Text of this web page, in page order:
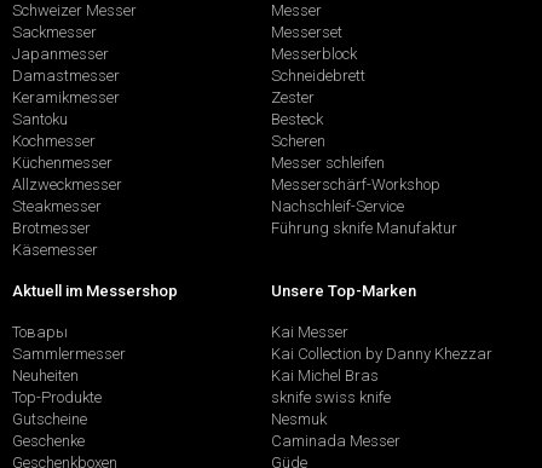
Schweizer Messer
Sackmesser
Japanmesser
Damastmesser
Keramikmesser
Santoku
Kochmesser
Küchenmesser
Allzweckmesser
Steakmesser
Brotmesser
Käsemesser
Messer
Messerset
Messerblock
Schneidebrett
Zester
Besteck
Scheren
Messer schleifen
Messerschärf-Workshop
Nachschleif-Service
Führung sknife Manufaktur
Aktuell im Messershop
Товары
Sammlermesser
Neuheiten
Top-Produkte
Gutscheine
Geschenke
Geschenkboxen
Unsere Top-Marken
Kai Messer
Kai Collection by Danny Khezzar
Kai Michel Bras
sknife swiss knife
Nesmuk
Caminada Messer
Güde